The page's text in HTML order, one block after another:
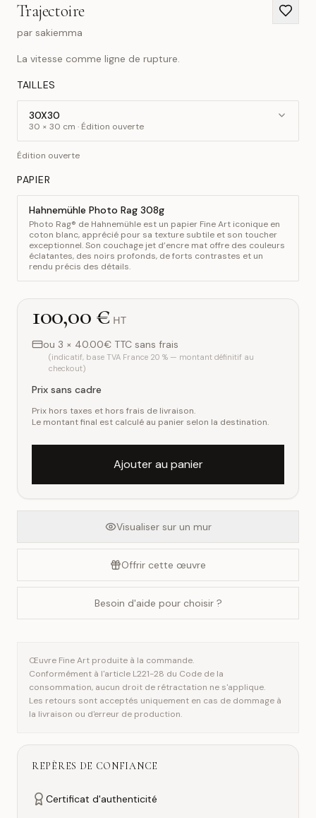
Trajectoire
par sakiemma
La vitesse comme ligne de rupture.
TAILLES
30X30
30 × 30 cm · Édition ouverte
Édition ouverte
PAPIER
Hahnemühle Photo Rag 308g
Photo Rag® de Hahnemühle est un papier Fine Art iconique en
coton blanc, apprécié pour sa texture subtile et son toucher
exceptionnel. Son couchage jet d’encre mat offre des couleurs
éclatantes, des noirs profonds, de forts contrastes et un
rendu précis des détails.
100,00 € HT
ou 3 × 40.00€ TTC sans frais
(indicatif, base TVA France 20 % — montant définitif au
checkout)
Prix sans cadre
Prix hors taxes et hors frais de livraison.
Le montant final est calculé au panier selon la destination.
Ajouter au panier
Visualiser sur un mur
Offrir cette œuvre
Besoin d'aide pour choisir ?
Œuvre Fine Art produite à la commande.
Conformément à l'article L221-28 du Code de la
consommation, aucun droit de rétractation ne s'applique.
Les retours sont acceptés uniquement en cas de dommage à
la livraison ou d'erreur de production.
REPÈRES DE CONFIANCE
Certificat d'authenticité